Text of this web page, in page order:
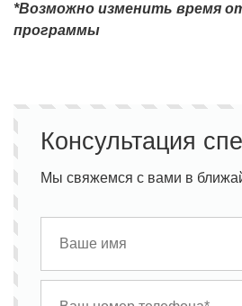
*Возможно изменить время
программы
Консультация
Мы свяжемся с вами в